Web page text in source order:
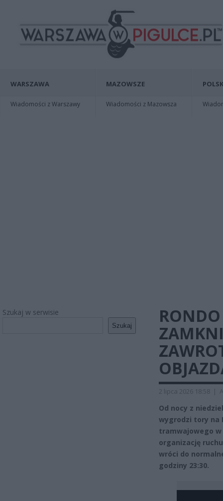
WARSZAWA
Wiadomości z Warszawy
MAZOWSZE
Wiadomości z Mazowsza
Szukaj w serwisie
Szukaj
RONDO
2 lipca 2026 18:58 |
Od nocy z
wygrodzi tory na
tramwajowego
organizację
wróci do
godziny 23:30.